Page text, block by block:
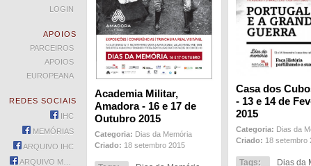
Academia Militar,
Amadora - 16 e 17 de
Outubro 2015
Categoria: Dias da Memória
Criado: 18 setembro 2015
Casa dos
- 13 e 14 de
2015
Categoria: Dias da
Criado: 18 setembro
Tags: Dias da
LOGIN
APOIOS
PARCEIROS
APOIOS
EUROPEANA
REDES SOCIAIS
IHC
MEMÓRIAS
ARQUIVO IHC
ARQUIVO MEMÓRIAS